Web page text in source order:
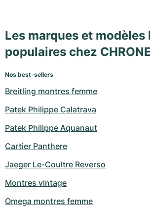
Les marques et modèles
populaires chez
Nos best-sellers
Breitling montres femme
Patek Philippe Calatrava
Patek Philippe Aquanaut
Cartier Panthere
Jaeger Le-Coultre Reverso
Montres vintage
Omega montres femme